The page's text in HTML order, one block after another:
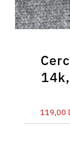
Preț
redus
119,00